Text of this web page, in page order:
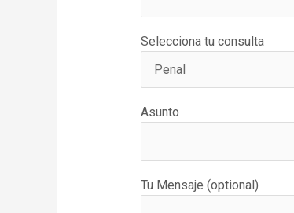
Selecciona tu consulta
Asunto
Tu Mensaje (optional)